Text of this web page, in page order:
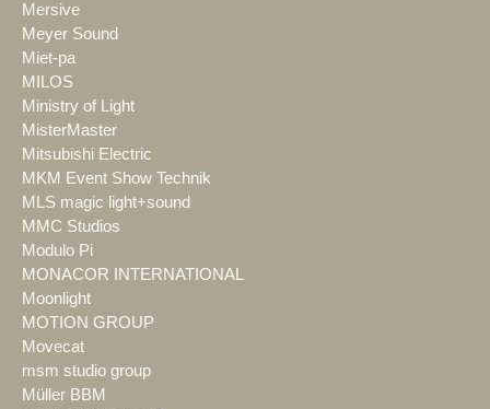
Mersive
Meyer Sound
Miet-pa
MILOS
Ministry of Light
MisterMaster
Mitsubishi Electric
MKM Event Show Technik
MLS magic light+sound
MMC Studios
Modulo Pi
MONACOR INTERNATIONAL
Moonlight
MOTION GROUP
Movecat
msm studio group
Müller BBM